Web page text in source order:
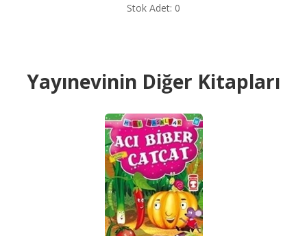
Stok Adet: 0
Yayınevinin Diğer Kitapları